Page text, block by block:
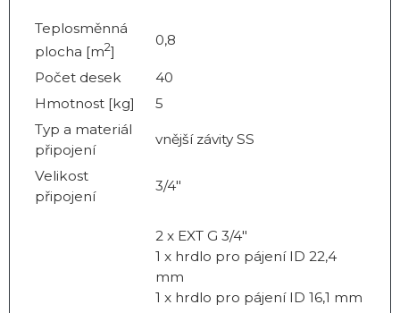
Teplosměnná
plocha [m2]
0,8
Počet desek
40
Hmotnost [kg]
5
Typ a materiál
připojení
vnější závity SS
Velikost
připojení
3/4"
2 x EXT G 3/4"
1 x hrdlo pro pájení ID 22,4
mm
1 x hrdlo pro pájení ID 16,1 mm